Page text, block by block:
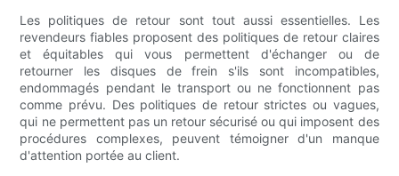
Les politiques de retour sont tout aussi essentielles. Les
revendeurs fiables proposent des politiques de retour claires
et équitables qui vous permettent d'échanger ou de
retourner les disques de frein s'ils sont incompatibles,
endommagés pendant le transport ou ne fonctionnent pas
comme prévu. Des politiques de retour strictes ou vagues,
qui ne permettent pas un retour sécurisé ou qui imposent des
procédures complexes, peuvent témoigner d'un manque
d'attention portée au client.